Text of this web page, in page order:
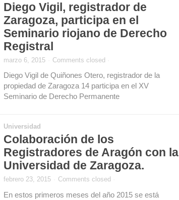
Diego Vigil, registrador de
Zaragoza, participa en el
Seminario riojano de Derecho
Registral
marzo 6, 2015 Comments closed
Diego Vigil de Quiñones Otero, registrador de la
propiedad de Zaragoza 14 participa en el XV
Seminario de Derecho Permanente
Universidad
Colaboración de los
Registradores de Aragón con la
Universidad de Zaragoza.
febrero 23, 2015 Comments closed
En estos primeros meses del año 2015 se está